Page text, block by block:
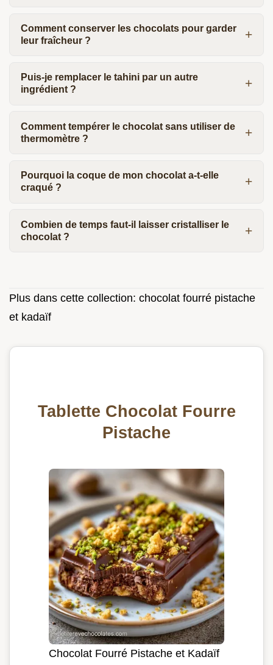
Comment conserver les chocolats pour garder
leur fraîcheur ?
Puis-je remplacer le tahini par un autre
ingrédient ?
Comment tempérer le chocolat sans utiliser de
thermomètre ?
Pourquoi la coque de mon chocolat a-t-elle
craqué ?
Combien de temps faut-il laisser cristalliser le
chocolat ?
Plus dans cette collection: chocolat fourré pistache
et kadaïf
Tablette Chocolat Fourre
Pistache
Chocolat Fourré Pistache et Kadaïf